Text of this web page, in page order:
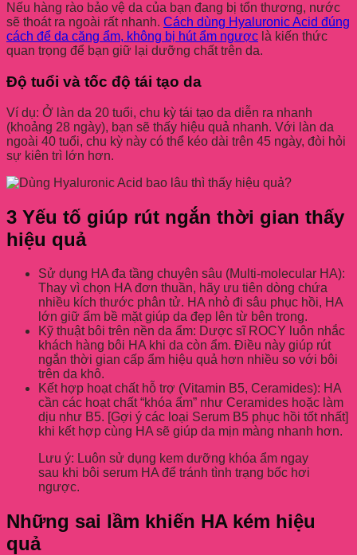
Nếu hàng rào bảo vệ da của bạn đang bị tổn thương, nước
sẽ thoát ra ngoài rất nhanh. Cách dùng Hyaluronic Acid đúng
cách để da căng ẩm, không bị hút ẩm ngược là kiến thức
quan trọng để bạn giữ lại dưỡng chất trên da.
Độ tuổi và tốc độ tái tạo da
Ví dụ: Ở làn da 20 tuổi, chu kỳ tái tạo da diễn ra nhanh
(khoảng 28 ngày), bạn sẽ thấy hiệu quả nhanh. Với làn da
ngoài 40 tuổi, chu kỳ này có thể kéo dài trên 45 ngày, đòi hỏi
sự kiên trì lớn hơn.
3 Yếu tố giúp rút ngắn thời gian thấy
hiệu quả
Sử dụng HA đa tầng chuyên sâu (Multi-molecular HA):
Thay vì chọn HA đơn thuần, hãy ưu tiên dòng chứa
nhiều kích thước phân tử. HA nhỏ đi sâu phục hồi, HA
lớn giữ ẩm bề mặt giúp da đẹp lên từ bên trong.
Kỹ thuật bôi trên nền da ẩm: Dược sĩ ROCY luôn nhắc
khách hàng bôi HA khi da còn ẩm. Điều này giúp rút
ngắn thời gian cấp ẩm hiệu quả hơn nhiều so với bôi
trên da khô.
Kết hợp hoạt chất hỗ trợ (Vitamin B5, Ceramides): HA
cần các hoạt chất “khóa ẩm” như Ceramides hoặc làm
dịu như B5. [Gợi ý các loại Serum B5 phục hồi tốt nhất]
khi kết hợp cùng HA sẽ giúp da mịn màng nhanh hơn.
Lưu ý: Luôn sử dụng kem dưỡng khóa ẩm ngay
sau khi bôi serum HA để tránh tình trạng bốc hơi
ngược.
Những sai lầm khiến HA kém hiệu
quả